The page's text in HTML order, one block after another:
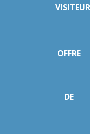
OFFRE
DE